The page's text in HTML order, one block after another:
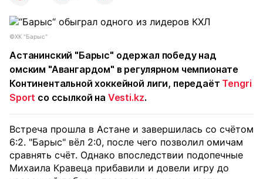
©ХК "Барыс"
Астанинский "Барыс" одержал победу над
омским "Авангардом" в регулярном чемпионате
Континентальной хоккейной лиги, передаёт Tengri
Sport со ссылкой на Vesti.kz.
Встреча прошла в Астане и завершилась со счётом
6:2. "Барыс" вёл 2:0, после чего позволил омичам
сравнять счёт. Однако впоследствии подопечные
Михаила Кравеца прибавили и довели игру до